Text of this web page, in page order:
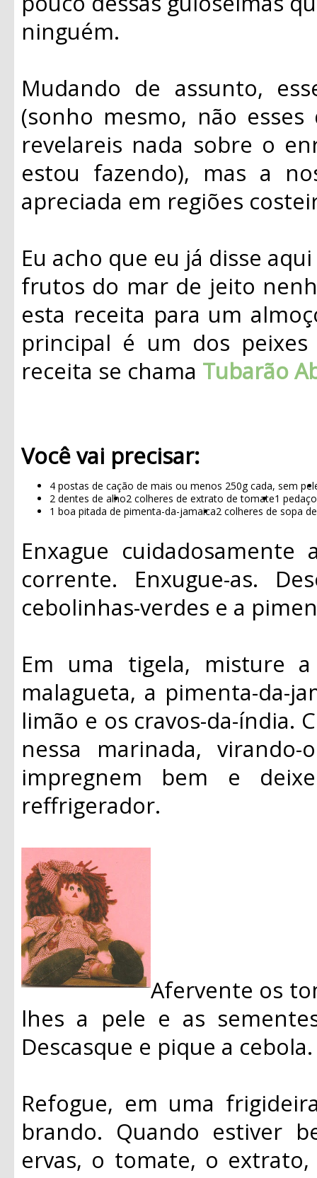
ninguém.
Mudando de assunto,
(sonho mesmo, não
revelareis nada sobre o
estou fazendo), mas a
apreciada em regiões
Eu acho que eu já disse
frutos do mar de jeito
esta receita para um
principal é um dos
receita se chama Tubarão
Você vai precisar:
4 postas de cação de mais ou menos 250g cada, sem
2 dentes de alho2 colheres de extrato de tomate1
1 boa pitada de pimenta-da-jamaica2 colheres de sopa
Enxague
corrente. Enxugue-as.
cebolinhas-verdes e a
Em uma tigela, misture
malagueta, a pimenta-da-
limão e os cravos-da-índia.
nessa marinada,
impregnem bem e
reffrigerador.
Afervente os
lhes a pele e as
Descasque e pique a cebola.
Refogue, em uma
brando. Quando estiver
ervas, o tomate, o